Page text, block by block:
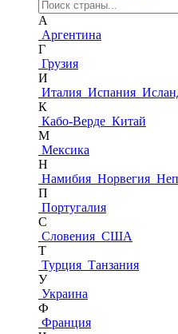
А
Аргентина
Г
Грузия
И
Италия Испания
К
Кабо-Верде Китай
М
Мексика
Н
Намибия Норвегия
П
Португалия
С
Словения США
Т
Турция Танзания
У
Украина
Ф
Франция